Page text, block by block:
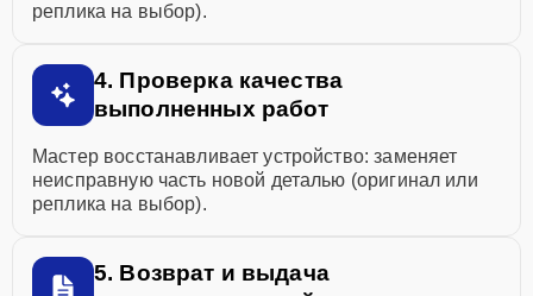
реплика на выбор).
4. Проверка качества
выполненных работ
Мастер восстанавливает устройство: заменяет
неисправную часть новой деталью (оригинал или
реплика на выбор).
5. Возврат и выдача